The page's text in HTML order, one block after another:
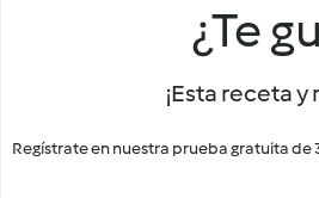
¿Te
¡Esta receta
Regístrate en nuestra prueba gratuita